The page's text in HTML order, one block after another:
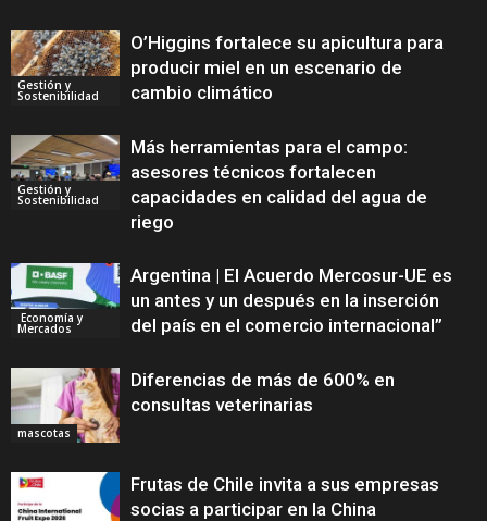
Gestión y
Sostenibilidad
O’Higgins fortalece su apicultura para
producir miel en un escenario de
cambio climático
Gestión y
Sostenibilidad
Más herramientas para el campo:
asesores técnicos fortalecen
capacidades en calidad del agua de
riego
Economía y
Mercados
Argentina | El Acuerdo Mercosur-UE es
un antes y un después en la inserción
del país en el comercio internacional”
mascotas
Diferencias de más de 600% en
consultas veterinarias
Frutas de Chile invita a sus empresas
socias a participar en la China